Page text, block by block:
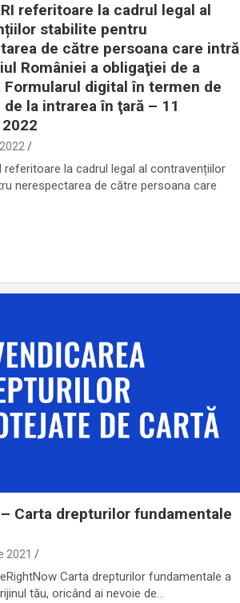
referitoare la cadrul legal al
stabilite pentru
de către persoana care intră
României a obligaţiei de a
digital în termen de
de la intrarea în ţară – 11
referitoare la cadrul legal al contravențiilor
nerespectarea de către persoana care
– Carta drepturilor fundamentale
2021
Carta drepturilor fundamentale a
tău, oricând ai nevoie de…